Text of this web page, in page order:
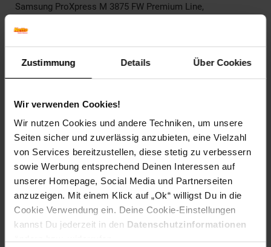
Zustimmung Details Über Cookies
Wir verwenden Cookies!
Wir nutzen Cookies und andere Techniken, um unsere
Seiten sicher und zuverlässig anzubieten, eine Vielzahl
von Services bereitzustellen, diese stetig zu verbessern
sowie Werbung entsprechend Deinen Interessen auf
unserer Homepage, Social Media und Partnerseiten
anzuzeigen. Mit einem Klick auf „Ok“ willigst Du in die
Cookie Verwendung ein. Deine Cookie-Einstellungen
kannst Du jederzeit in den Datenschutzinformationen
Samsung ProXpress M 3875 FW Premium Line,
Samsung ProXpress M 4025 ND,
Samsung ProXpress M 4025 ND Premium Line,
Samsung ProXpress M 4025 NX,
Samsung ProXpress M 4025 Series,
Samsung ProXpress M 4075 FR,
Samsung ProXpress M 4075 FW,
Samsung ProXpress M 4075 FX,
Samsung ProXpress M 4075 Series,
Samsung SLM 3825 D,
Samsung SLM 3825 ND,
Samsung SLM 3875 FW
EAR_Kategorie: 5_Kleingeräte
EAR_Marke: Peach